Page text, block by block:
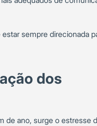
sempre direcionada
dos
de ano, surge o estresse